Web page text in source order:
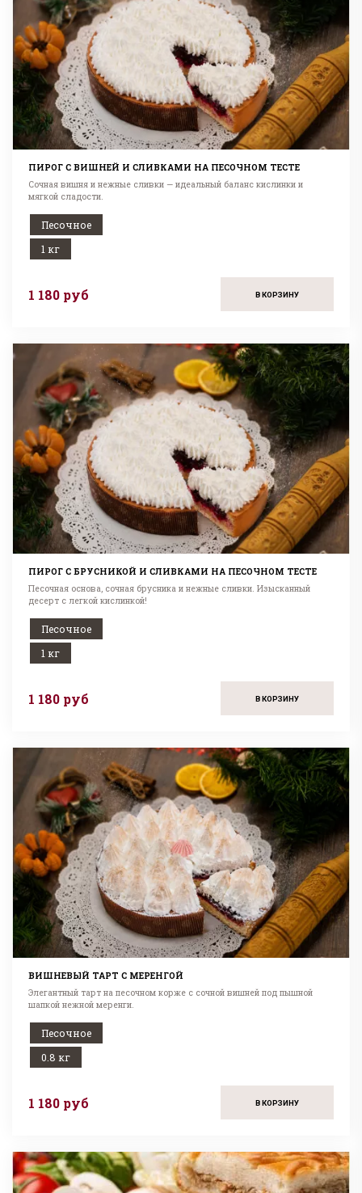
ПИРОГ С ВИШНЕЙ И СЛИВКАМИ НА ПЕСОЧНОМ ТЕСТЕ
Сочная вишня и нежные сливки — идеальный баланс кислинки и
мягкой сладости.
Песочное
1 кг
1 180 руб В КОРЗИНУ
ПИРОГ С БРУСНИКОЙ И СЛИВКАМИ НА ПЕСОЧНОМ ТЕСТЕ
Песочная основа, сочная брусника и нежные сливки. Изысканный
десерт с легкой кислинкой!
Песочное
1 кг
1 180 руб В КОРЗИНУ
ВИШНЕВЫЙ ТАРТ С МЕРЕНГОЙ
Элегантный тарт на песочном корже с сочной вишней под пышной
шапкой нежной меренги.
Песочное
0.8 кг
1 180 руб В КОРЗИНУ